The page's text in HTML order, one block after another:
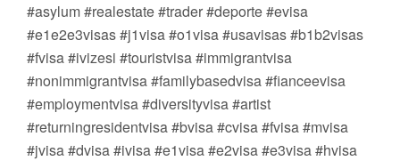
#asylum #realestate #trader #deporte #evisa
#e1e2e3visas #j1visa #o1visa #usavisas #b1b2visas
#fvisa #ivizesi #touristvisa #immigrantvisa
#nonimmigrantvisa #familybasedvisa #fianceevisa
#employmentvisa #diversityvisa #artist
#returningresidentvisa #bvisa #cvisa #fvisa #mvisa
#jvisa #dvisa #ivisa #e1visa #e2visa #e3visa #hvisa